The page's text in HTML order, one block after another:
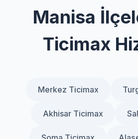
Manisa
Ticimax
Merkez Ticimax
Akhisar Ticimax